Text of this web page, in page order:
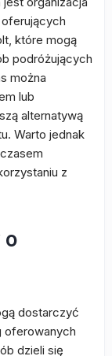
które mogą
podróżujących
można
lub
alternatywą
Warto jednak
z
o
dostarczyć
oferowanych
dzieli się